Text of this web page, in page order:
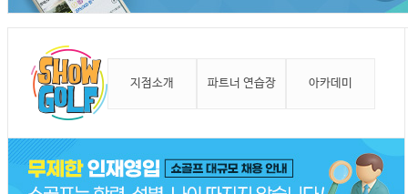
지점소개 파트너 연습장 아카데미